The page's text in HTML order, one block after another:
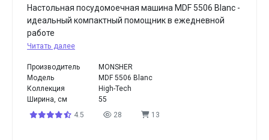
Настольная посудомоечная машина MDF 5506 Blanc -
идеальный компактный помощник в ежедневной
работе
Читать далее
Производитель
MONSHER
Модель
MDF 5506 Blanc
Коллекция
High-Tech
Ширина, см
55
4.5
28 13